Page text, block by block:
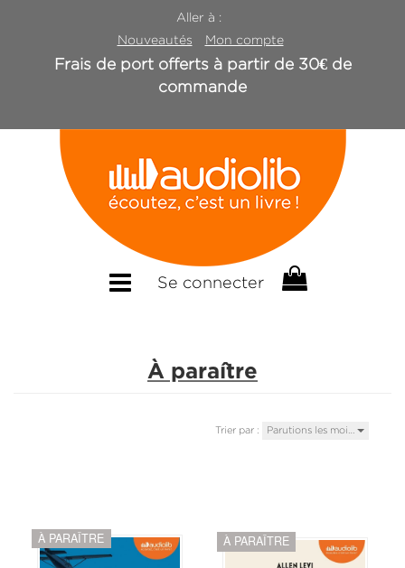
Aller à :
Nouveautés
Mon compte
Frais de port offerts à partir de 30€ de
commande
Se connecter
À paraître
Trier par : Parutions les moi…
À PARAÎTRE À PARAÎTRE